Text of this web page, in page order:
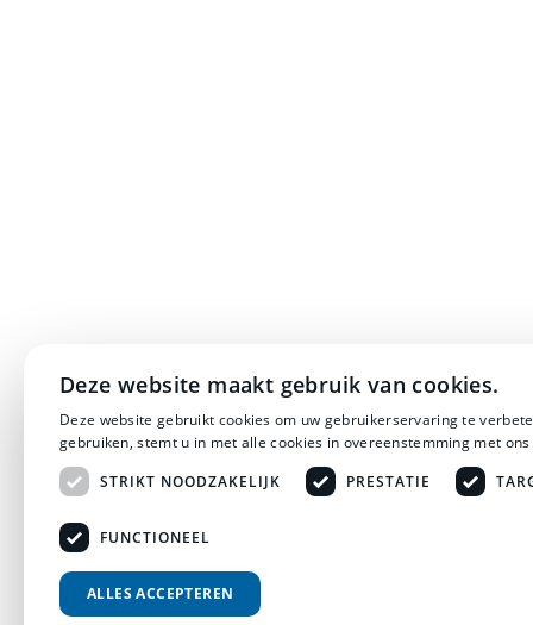
Deze website maakt gebruik van cookies.
Deze website gebruikt cookies om uw gebruikerservaring te
gebruiken, stemt u in met alle cookies in overeenstemming met
STRIKT NOODZAKELIJK
PRESTATIE
FUNCTIONEEL
ALLES ACCEPTEREN